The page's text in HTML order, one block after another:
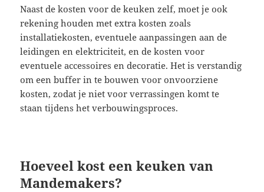
Naast de kosten voor de keuken zelf, moet je ook
rekening houden met extra kosten zoals
installatiekosten, eventuele aanpassingen aan de
leidingen en elektriciteit, en de kosten voor
eventuele accessoires en decoratie. Het is verstandig
om een buffer in te bouwen voor onvoorziene
kosten, zodat je niet voor verrassingen komt te
staan tijdens het verbouwingsproces.
Hoeveel kost een keuken van
Mandemakers?